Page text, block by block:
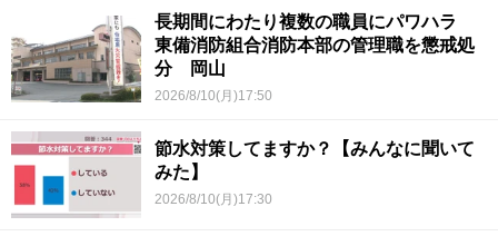
長期間にわたり複数の職員にパワハラ
東備消防組合消防本部の管理職を懲戒処
分 岡山
2026/8/10(月)17:50
節水対策してますか？【みんなに聞いて
みた】
2026/8/10(月)17:30